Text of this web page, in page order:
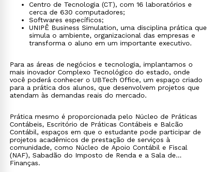
Centro de Tecnologia (CT), com 16 laboratórios e
cerca de 630 computadores;
Softwares específicos;
UNIPÊ Business Simulation, uma disciplina prática que
simula o ambiente, organizacional das empresas e
transforma o aluno em um importante executivo.
Para as áreas de negócios e tecnologia, implantamos o
mais inovador Complexo Tecnológico do estado, onde
você poderá conhecer o UBTech Office, um espaço criado
para a prática dos alunos, que desenvolvem projetos que
atendam às demandas reais do mercado.
Prática mesmo é proporcionada pelo Núcleo de Práticas
Contábeis, Escritório de Práticas Contábeis e Balcão
Contábil, espaços em que o estudante pode participar de
projetos acadêmicos de prestação de serviços à
comunidade, como Núcleo de Apoio Contábil e Fiscal
(NAF), Sabadão do Imposto de Renda e a Sala de
Finanças.